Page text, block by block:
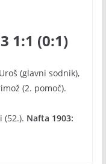
1:1 (0:1)
(glavni sodnik),
(2. pomoč).
(52.). Nafta 1903: